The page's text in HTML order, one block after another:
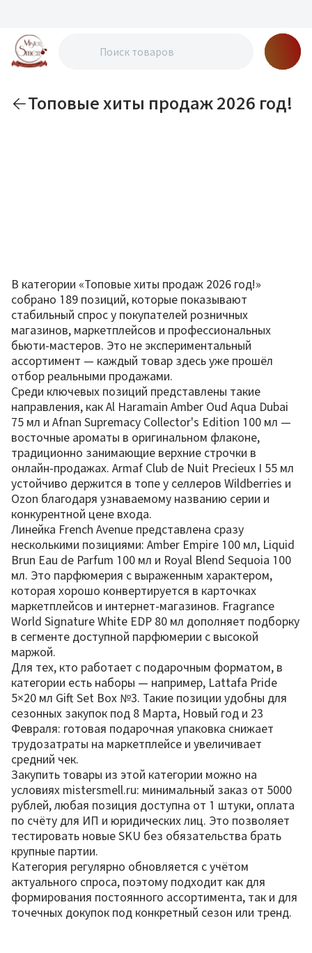
Топовые хиты продаж 2026 год!
В категории «Топовые хиты продаж 2026 год!»
собрано 189 позиций, которые показывают
стабильный спрос у покупателей розничных
магазинов, маркетплейсов и профессиональных
бьюти-мастеров. Это не экспериментальный
ассортимент — каждый товар здесь уже прошёл
отбор реальными продажами.
Среди ключевых позиций представлены такие
нaправления, как Al Haramain Amber Oud Aqua Dubai
75 мл и Afnan Supremacy Collector's Edition 100 мл —
восточные ароматы в оригинальном флаконе,
традиционно занимающие верхние строчки в
онлайн-продажах. Armaf Club de Nuit Precieux I 55 мл
устойчиво держится в топе у селлеров Wildberries и
Ozon благодаря узнаваемому названию серии и
конкурентной цене входа.
Линейка French Avenue представлена сразу
несколькими позициями: Amber Empire 100 мл, Liquid
Brun Eau de Parfum 100 мл и Royal Blend Sequoia 100
мл. Это парфюмерия с выраженным характером,
которая хорошо конвертируется в карточках
маркетплейсов и интернет-магазинов. Fragrance
World Signature White EDP 80 мл дополняет подборку
в сегменте доступной парфюмерии с высокой
маржой.
Для тех, кто работает с подарочным форматом, в
категории есть наборы — например, Lattafa Pride
5×20 мл Gift Set Box №3. Такие позиции удобны для
сезонных закупок под 8 Марта, Новый год и 23
Февраля: готовая подарочная упаковка снижает
трудозатраты на маркетплейсе и увеличивает
средний чек.
Закупить товары из этой категории можно на
условиях mistersmell.ru: минимальный заказ от 5000
рублей, любая позиция доступна от 1 штуки, оплата
по счёту для ИП и юридических лиц. Это позволяет
тестировать новые SKU без обязательства брать
крупные партии.
Категория регулярно обновляется с учётом
актуального спроса, поэтому подходит как для
формирования постоянного ассортимента, так и для
точечных докупок под конкретный сезон или тренд.